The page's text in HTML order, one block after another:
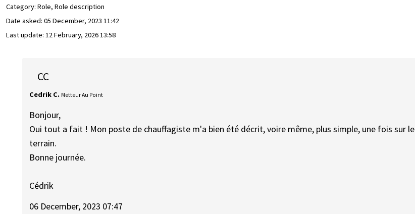
Category: Role, Role description
Date asked: 05 December, 2023 11:42
Last update: 12 February, 2026 13:58
CC
Cedrik C. Metteur Au Point
Bonjour,
Oui tout a fait ! Mon poste de chauffagiste m'a bien été décrit, voire même, plus simple, une fois sur le
terrain.
Bonne journée.
Cédrik
06 December, 2023 07:47